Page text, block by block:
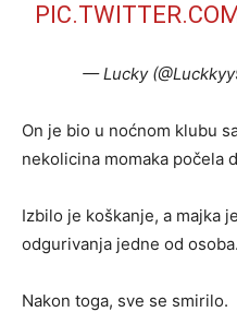
— Lucky
On je bio u noćnom klubu
nekolicina momaka počela
Izbilo je koškanje, a majka
odgurivanja jedne od osoba.
Nakon toga, sve se smirilo.